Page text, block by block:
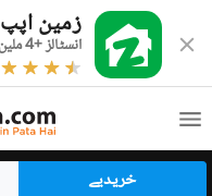
زمین اپپ
انسٹالز +4 ملین
خریدیے